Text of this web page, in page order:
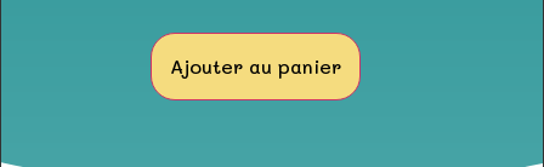
Ajouter au panier